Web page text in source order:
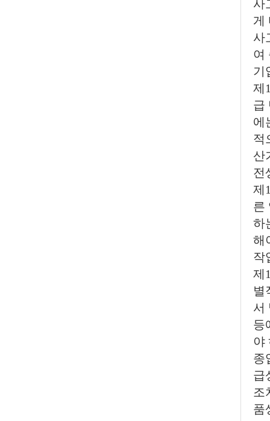
사
게
사
여
기
제
급
에
적
산
전
제
른
하
해
작
제
별
서
등
야
종
급
조
품